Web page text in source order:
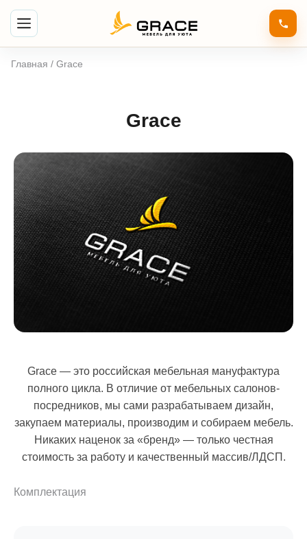
Главная / Grace
Grace
Grace — это российская мебельная мануфактура
полного цикла. В отличие от мебельных салонов-
посредников, мы сами разрабатываем дизайн,
закупаем материалы, производим и собираем мебель.
Никаких наценок за «бренд» — только честная
стоимость за работу и качественный массив/ЛДСП.
Комплектация